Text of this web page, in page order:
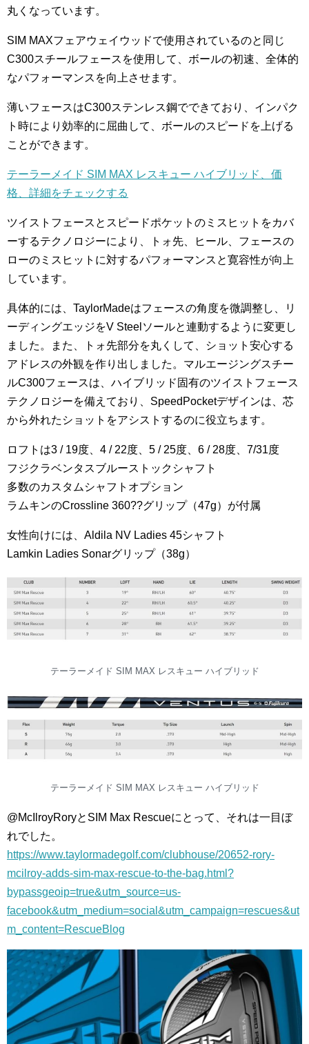
丸くなっています。
SIM MAXフェアウェイウッドで使用されているのと同じ
C300スチールフェースを使用して、ボールの初速、全体的
なパフォーマンスを向上させます。
薄いフェースはC300ステンレス鋼でできており、インパク
ト時により効率的に屈曲して、ボールのスピードを上げる
ことができます。
テーラーメイド SIM MAX レスキュー ハイブリッド、価
格、詳細をチェックする
ツイストフェースとスピードポケットのミスヒットをカバ
ーするテクノロジーにより、トォ先、ヒール、フェースの
ローのミスヒットに対するパフォーマンスと寛容性が向上
しています。
具体的には、TaylorMadeはフェースの角度を微調整し、リ
ーディングエッジをV Steelソールと連動するように変更し
ました。また、トォ先部分を丸くして、ショット安心する
アドレスの外観を作り出しました。マルエージングスチー
ルC300フェースは、ハイブリッド固有のツイストフェース
テクノロジーを備えており、SpeedPocketデザインは、芯
から外れたショットをアシストするのに役立ちます。
ロフトは3 / 19度、4 / 22度、5 / 25度、6 / 28度、7/31度
フジクラベンタスブルーストックシャフト
多数のカスタムシャフトオプション
ラムキンのCrossline 360??グリップ（47g）が付属
女性向けには、Aldila NV Ladies 45シャフト
Lamkin Ladies Sonarグリップ（38g）
テーラーメイド SIM MAX レスキュー ハイブリッド
テーラーメイド SIM MAX レスキュー ハイブリッド
@McIlroyRoryとSIM Max Rescueにとって、それは一目ぼ
れでした。
https://www.taylormadegolf.com/clubhouse/20652-rory-
mcilroy-adds-sim-max-rescue-to-the-bag.html?
bypassgeoip=true&utm_source=us-
facebook&utm_medium=social&utm_campaign=rescues&ut
m_content=RescueBlog